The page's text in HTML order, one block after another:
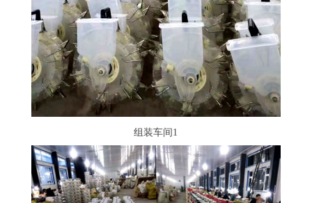
组装车间1
组装车间1